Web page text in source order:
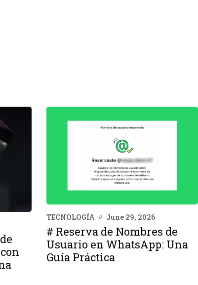
TECNOLOGÍA June 29, 2026
# Reserva de Nombres de
Usuario en WhatsApp: Una
Guía Práctica